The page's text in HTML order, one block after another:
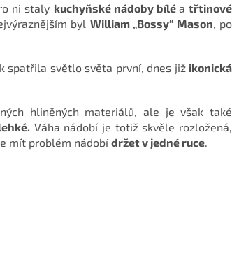
ni staly kuchyňské nádoby bílé atřtinové
byl William „Bossy“ Mason , po
spatřila světlo světa první, dnes již ikonická
hliněných materiálů, ale je však také
Váha nádobí je totiž skvěle rozložená,
mít problém nádobídržet v jedné ruce